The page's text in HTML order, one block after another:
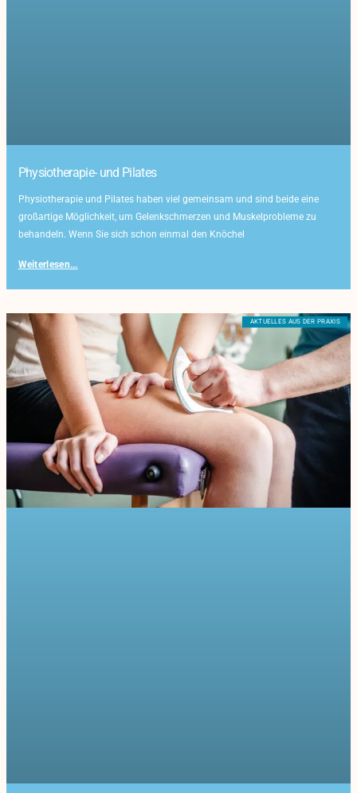
Physiotherapie- und Pilates
Physiotherapie und Pilates haben viel gemeinsam und sind beide eine
großartige Möglichkeit, um Gelenkschmerzen und Muskelprobleme zu
behandeln. Wenn Sie sich schon einmal den Knöchel
Weiterlesen...
AKTUELLES AUS DER PRAXIS